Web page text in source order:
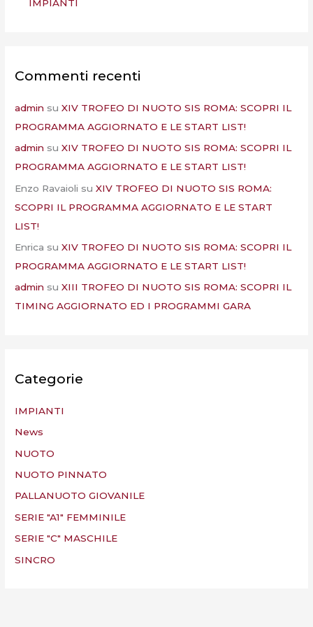
IMPIANTI
Commenti recenti
admin suXIV TROFEO DI NUOTO SIS ROMA: SCOPRI IL
PROGRAMMA AGGIORNATO E LE START LIST!
admin suXIV TROFEO DI NUOTO SIS ROMA: SCOPRI IL
PROGRAMMA AGGIORNATO E LE START LIST!
Enzo Ravaioli suXIV TROFEO DI NUOTO SIS ROMA:
SCOPRI IL PROGRAMMA AGGIORNATO E LE START
LIST!
Enrica suXIV TROFEO DI NUOTO SIS ROMA: SCOPRI IL
PROGRAMMA AGGIORNATO E LE START LIST!
admin suXIII TROFEO DI NUOTO SIS ROMA: SCOPRI IL
TIMING AGGIORNATO ED I PROGRAMMI GARA
Categorie
IMPIANTI
News
NUOTO
NUOTO PINNATO
PALLANUOTO GIOVANILE
SERIE "A1" FEMMINILE
SERIE "C" MASCHILE
SINCRO